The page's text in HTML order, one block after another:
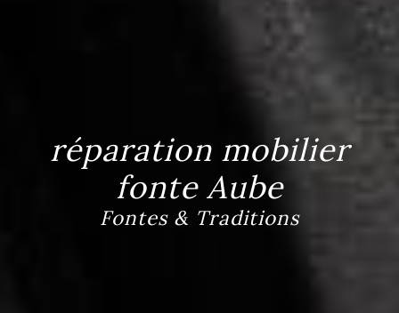
réparation mobilier
fonte Aube
Fontes & Traditions